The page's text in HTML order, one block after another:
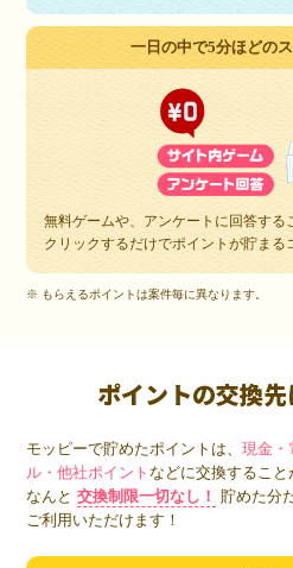
一日の中で5分ほどの
無料ゲームや、アンケートに回答する
クリックするだけでポイントが貯まる
※ もらえるポイントは案件毎に異なります。
ポイントの交換
モッピーで貯めたポイントは、現金・
ル・他社ポイントなどに交換すること
なんと 交換制限一切なし！
貯めた分
ご利用いただけます！